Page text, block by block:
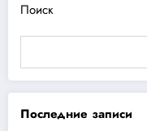
Поиск
Последние записи